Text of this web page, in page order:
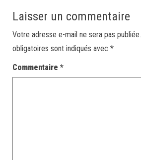
Laisser un commentaire
Votre adresse e-mail ne sera pas publiée.
obligatoires sont indiqués avec *
Commentaire *